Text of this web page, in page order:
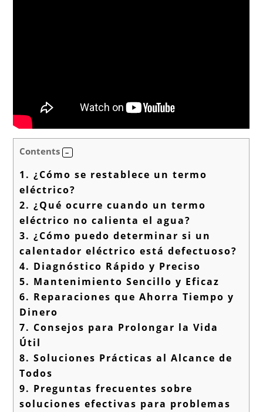
Contents
1. ¿Cómo se restablece un termo
eléctrico?
2. ¿Qué ocurre cuando un termo
eléctrico no calienta el agua?
3. ¿Cómo puedo determinar si un
calentador eléctrico está defectuoso?
4. Diagnóstico Rápido y Preciso
5. Mantenimiento Sencillo y Eficaz
6. Reparaciones que Ahorra Tiempo y
Dinero
7. Consejos para Prolongar la Vida
Útil
8. Soluciones Prácticas al Alcance de
Todos
9. Preguntas frecuentes sobre
soluciones efectivas para problemas